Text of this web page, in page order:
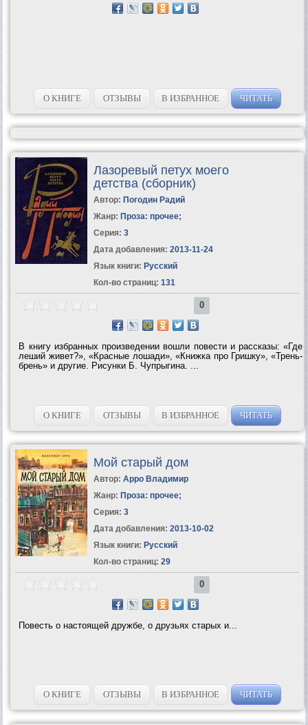
О КНИГЕ ОТЗЫВЫ В ИЗБРАННОЕ ЧИТАТЬ
Лазоревый петух моего
детства (сборник)
Автор: Погодин Радий
Жанр: Проза: прочее;
Серия: 3
Дата добавления: 2013-11-24
Язык книги: Русский
Кол-во страниц: 131
0
В книгу избранных произведении вошли повести и рассказы: «Где
леший живет?», «Красные лошади», «Книжка про Гришку», «Трень-
брень» и другие. Рисунки Б. Чупрыгина. ...
О КНИГЕ ОТЗЫВЫ В ИЗБРАННОЕ ЧИТАТЬ
Мой старый дом
Автор: Арро Владимир
Жанр: Проза: прочее;
Серия: 3
Дата добавления: 2013-10-02
Язык книги: Русский
Кол-во страниц: 29
0
Повесть о настоящей дружбе, о друзьях старых и...
О КНИГЕ ОТЗЫВЫ В ИЗБРАННОЕ ЧИТАТЬ